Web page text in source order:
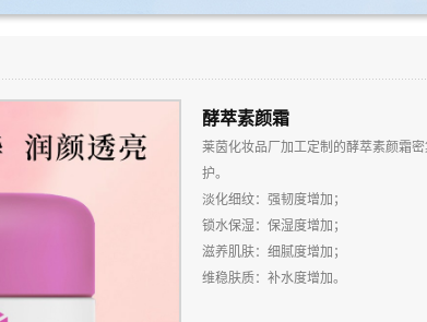
酵萃素颜霜
莱茵化妆品厂加工定制的酵萃素颜霜
护。
淡化细纹：强韧度增加；
锁水保湿：保湿度增加；
滋养肌肤：细腻度增加；
维稳肤质：补水度增加。